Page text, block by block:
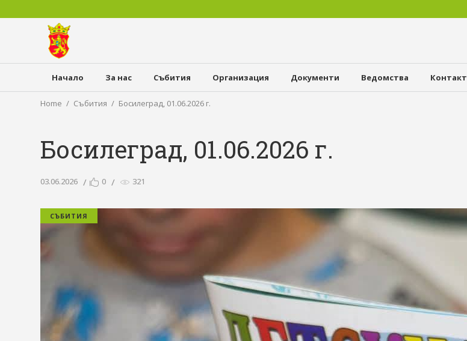
Начало За нас Събития Организация Документи Ведомства Контакт
Home Събития Босилеград, 01.06.2026 г.
Босилеград, 01.06.2026 г.
03.06.2026 0 321
СЪБИТИЯ